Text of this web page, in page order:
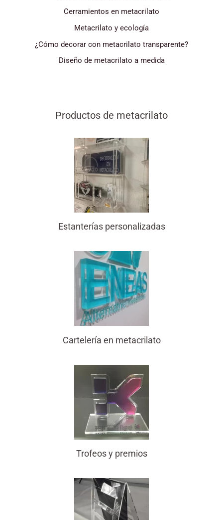
Cerramientos en metacrilato
Metacrilato y ecología
¿Cómo decorar con metacrilato transparente?
Diseño de metacrilato a medida
Productos de metacrilato
Estanterías personalizadas
Cartelería en metacrilato
Trofeos y premios